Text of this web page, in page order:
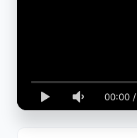
00:00 /